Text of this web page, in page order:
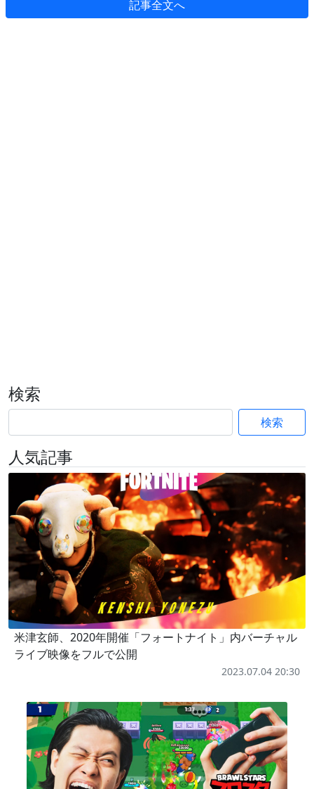
記事全文へ
検索
検索
人気記事
米津玄師、2020年開催「フォートナイト」内バーチャル
ライブ映像をフルで公開
2023.07.04 20:30